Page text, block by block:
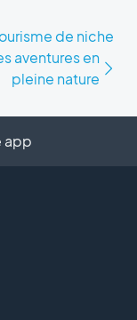
de niche
aventures en
pleine nature
app